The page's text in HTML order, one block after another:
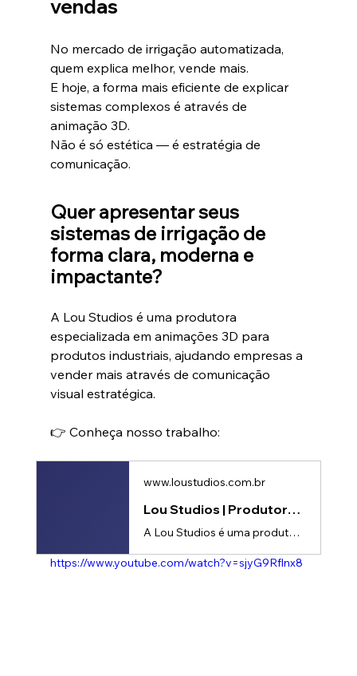
vendas
No mercado de irrigação automatizada,
quem explica melhor, vende mais.
E hoje, a forma mais eficiente de explicar
sistemas complexos é através de
animação 3D.
Não é só estética — é estratégia de
comunicação.
Quer apresentar seus
sistemas de irrigação de
forma clara, moderna e
impactante?
A Lou Studios é uma produtora
especializada em animações 3D para
produtos industriais, ajudando empresas a
vender mais através de comunicação
visual estratégica.
👉 Conheça nosso trabalho:
www.loustudios.com.br
Lou Studios | Produtora de vídeos
A Lou Studios é uma produtora de vídeos, especializada em motion design, animação 2D e 3D. Temos o vídeo certo para suas redes sociais!
https://www.youtube.com/watch?v=sjyG9Rflnx8